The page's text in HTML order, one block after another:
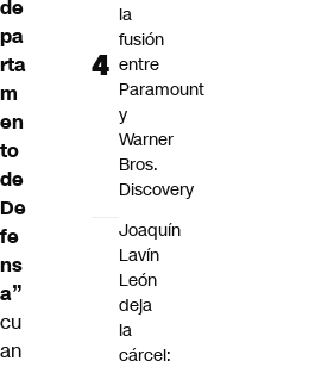
de
pa
rta
m
en
to
de
De
fe
ns
a”
cu
an
la
fusión
entre
Paramount
y
Warner
Bros.
Discovery
Joaquín
Lavín
León
deja
la
cárcel: